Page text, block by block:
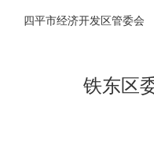
四平市经济开发区管委会
铁东区